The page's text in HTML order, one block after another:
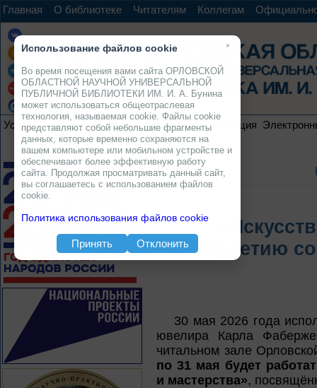
Главная О библиотеке Читателям Коллегам
Услуги Ресурсы Проекты Электронная коллекция
К 180-летию
30 мая 2026 года
ювелира Карла
читальном зале
по 31 мая будет
и мастерства»,
×
Использование файлов cookie
Во время посещения вами сайта ОРЛОВСКОЙ
ОБЛАСТНОЙ НАУЧНОЙ УНИВЕРСАЛЬНОЙ
ПУБЛИЧНОЙ БИБЛИОТЕКИ ИМ. И. А. Бунина
может использоваться общеотраслевая
технология, называемая cookie. Файлы cookie
представляют собой небольшие фрагменты
данных, которые временно сохраняются на
вашем компьютере или мобильном устройстве и
обеспечивают более эффективную работу
сайта. Продолжая просматривать данный сайт,
вы соглашаетесь с использованием файлов
cookie.
Политика использования файлов cookie
Принять Отклонить